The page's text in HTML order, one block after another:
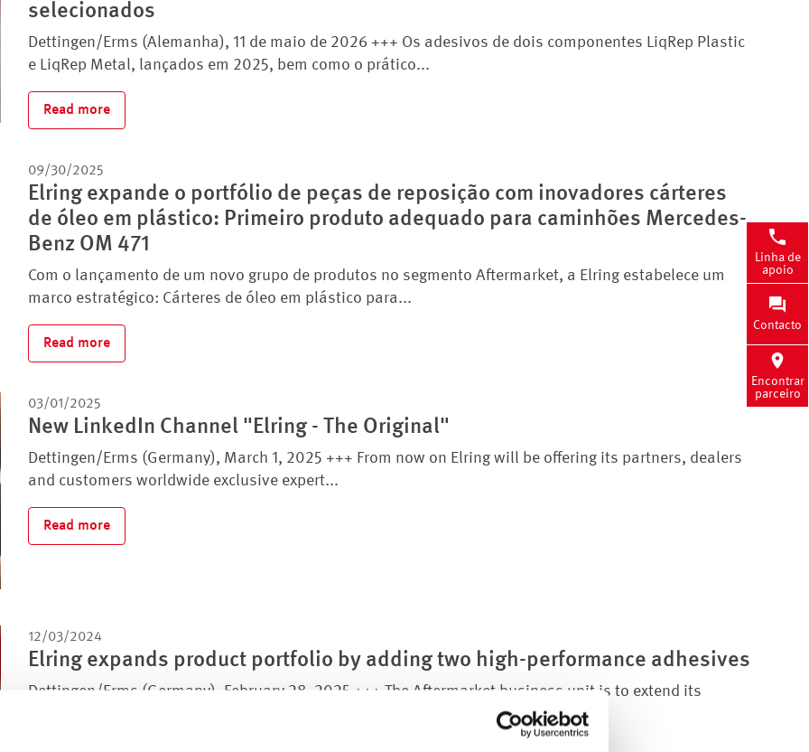
selecionados
Dettingen/Erms (Alemanha), 11 de maio de 2026 +++ Os adesivos de dois componentes LiqRep Plastic
e LiqRep Metal, lançados em 2025, bem como o prático...
Read more
09/30/2025
Elring expande o portfólio de peças de reposição com inovadores cárteres
de óleo em plástico: Primeiro produto adequado para caminhões Mercedes-
Benz OM 471
Com o lançamento de um novo grupo de produtos no segmento Aftermarket, a Elring estabelece um
marco estratégico: Cárteres de óleo em plástico para...
Read more
03/01/2025
New LinkedIn Channel "Elring - The Original"
Dettingen/Erms (Germany), March 1, 2025 +++ From now on Elring will be offering its partners, dealers
and customers worldwide exclusive expert...
Read more
12/03/2024
Elring expands product portfolio by adding two high-performance adhesives
Dettingen/Erms (Germany), February 28, 2025 +++ The Aftermarket business unit is to extend its
Linha de
apoio
Contacto
Encontrar
parceiro